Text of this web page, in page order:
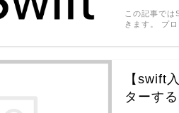
この記事で
きます。 プ
【swift
ターする